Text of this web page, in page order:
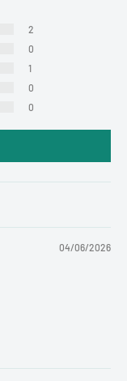
2
0
1
0
0
04/06/2026